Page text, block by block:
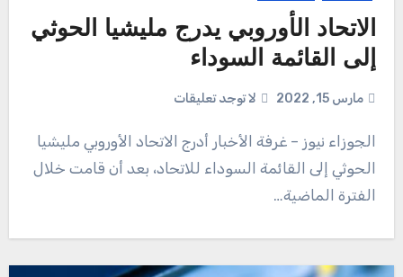
الاتحاد الأوروبي يدرج مليشيا الحوثي
إلى القائمة السوداء
مارس 15, 2022 لا توجد تعليقات
الجوزاء نيوز – غرفة الأخبار أدرج الاتحاد الأوروبي مليشيا
الحوثي إلى القائمة السوداء للاتحاد، بعد أن قامت خلال
الفترة الماضية…